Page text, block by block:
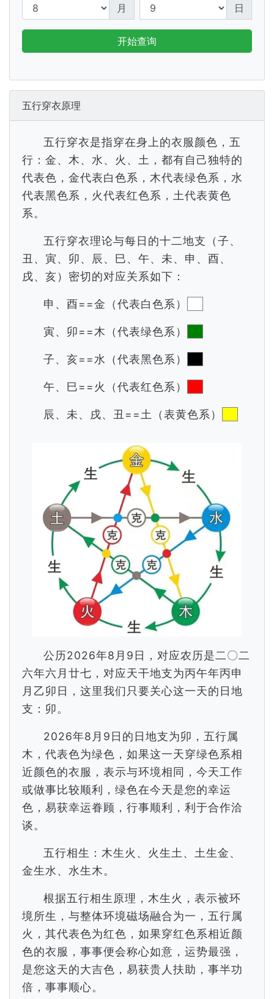
月 日
开始查询
五行穿衣原理
五行穿衣是指穿在身上的衣服颜色，五
行：金、木、水、火、土，都有自己独特的
代表色，金代表白色系，木代表绿色系，水
代表黑色系，火代表红色系，土代表黄色
系。
五行穿衣理论与每日的十二地支（子、
丑、寅、卯、辰、巳、午、未、申、酉、
戌、亥）密切的对应关系如下：
申、酉==金（代表白色系）
寅、卯==木（代表绿色系）
子、亥==水（代表黑色系）
午、巳==火（代表红色系）
辰、未、戌、丑==土（表黄色系）
公历2026年8月9日，对应农历是二〇二
六年六月廿七，对应天干地支为丙午年丙申
月乙卯日，这里我们只要关心这一天的日地
支：卯。
2026年8月9日的日地支为卯，五行属
木，代表色为绿色，如果这一天穿绿色系相
近颜色的衣服，表示与环境相同，今天工作
或做事比较顺利，绿色在今天是您的幸运
色，易获幸运眷顾，行事顺利，利于合作洽
谈。
五行相生：木生火、火生土、土生金、
金生水、水生木。
根据五行相生原理，木生火，表示被环
境所生，与整体环境磁场融合为一，五行属
火，其代表色为红色，如果穿红色系相近颜
色的衣服，事事便会称心如意，运势最强，
是您这天的大吉色，易获贵人扶助，事半功
倍，事事顺心。